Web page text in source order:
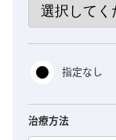
指定なし
治療方法